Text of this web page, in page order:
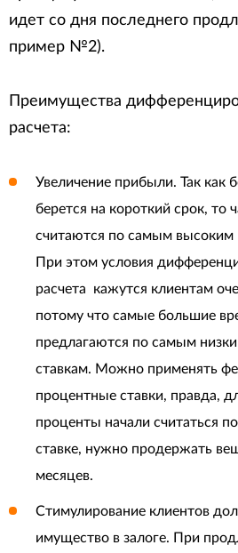
идет со дня последнего
пример №2).
Преимущества
расчета:
Увеличение прибыли. Так как
берется на короткий срок, то
считаются по самым высоким
При этом условия
расчета кажутся клиентам
потому что самые большие
предлагаются по самым
ставкам. Можно применять
процентные ставки, правда,
проценты начали считаться
ставке, нужно продержать
месяцев.
Стимулирование клиентов
имущество в залоге. При